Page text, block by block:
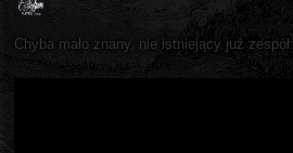
Chyba mało znany, nie istniejący już zespół: